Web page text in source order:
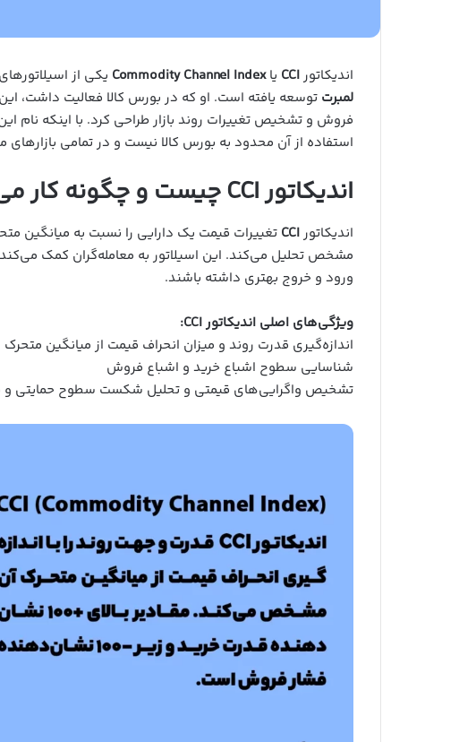
اندیکاتورCCI یاCommodity Channel Index یکی از
لمبرت توسعه یافته است. او که در بورس کالا فعالیت داشت،
فروش و تشخیص تغییرات روند بازار طراحی کرد. با اینکه نام این
استفاده از آن محدود به بورس کالا نیست و در تمامی بازارهای
اندیکاتور CCI چیست و چگونه کار می‌کند؟
اندیکاتور CCI تغییرات قیمت یک دارایی را نسبت به میانگین
مشخص تحلیل می‌کند. این اسیلاتور به معامله‌گران کمک می‌کند
ورود و خروج بهتری داشته باشند.
ویژگی‌های اصلی اندیکاتور CCI:
اندازه‌گیری قدرت روند و میزان انحراف قیمت از میانگین متحرک
شناسایی سطوح اشباع خرید و اشباع فروش
تشخیص واگرایی‌های قیمتی و تحلیل شکست سطوح حمایتی و